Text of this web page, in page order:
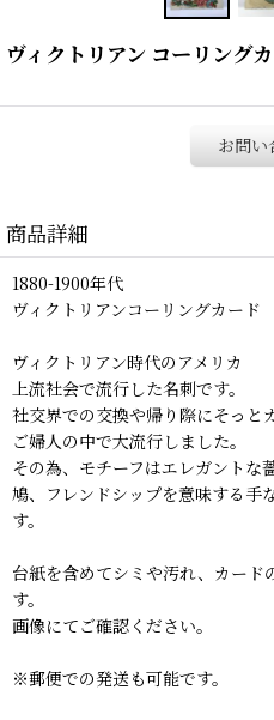
ヴィクトリアン コーリング
お問い
商品詳細
1880-1900年代
ヴィクトリアンコーリングカード
ヴィクトリアン時代のアメリカ
上流社会で流行した名刺です。
社交界での交換や帰り際にそっと
ご婦人の中で大流行しました。
その為、モチーフはエレガントな
鳩、フレンドシップを意味する手
す。
台紙を含めてシミや汚れ、カード
す。
画像にてご確認ください。
※郵便での発送も可能です。